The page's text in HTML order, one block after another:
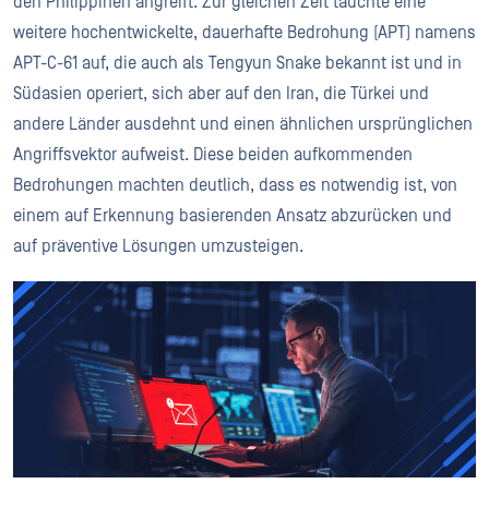
weitere hochentwickelte, dauerhafte Bedrohung (APT) namens
APT-C-61 auf, die auch als Tengyun Snake bekannt ist und in
Südasien operiert, sich aber auf den Iran, die Türkei und
andere Länder ausdehnt und einen ähnlichen ursprünglichen
Angriffsvektor aufweist. Diese beiden aufkommenden
Bedrohungen machten deutlich, dass es notwendig ist, von
einem auf Erkennung basierenden Ansatz abzurücken und
auf präventive Lösungen umzusteigen.